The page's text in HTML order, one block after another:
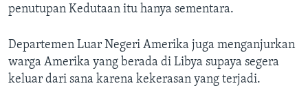
penutupan Kedutaan itu hanya sementara.
Departemen Luar Negeri Amerika juga menganjurkan
warga Amerika yang berada di Libya supaya segera
keluar dari sana karena kekerasan yang terjadi.